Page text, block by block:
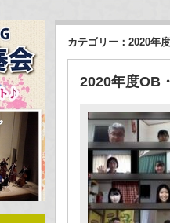
カテゴリー：2020年度
2020年度OB